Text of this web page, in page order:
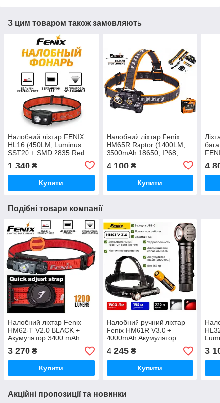
З цим товаром також замовляють
Налобний ліхтар FENIX
HL16 (450LM, Luminus
SST20 + SMD 2835 Red
1 340 ₴
Купити
Налобний ліхтар Fenix
HM65R Raptor (1400LM,
3500mAh 18650, IP68,
4 100₴
Купити
4
Подібні товари компанії
Налобний ліхтар Fenix
HM62-T V2.0 BLACK +
Акумулятор 3400 mAh
(1200LM, LUMINUS
SST40, 18650, IP68, Red
Light)
3 270 ₴
Купити
Налобний ручний ліхтар
Fenix ​​HM61R V3.0 +
4000mAh Акумулятор
(1800LM, CRi90, USB-C,
iP68, Red Light, 18650)
4 245₴
Купити
3
Акційні пропозиції та новинки